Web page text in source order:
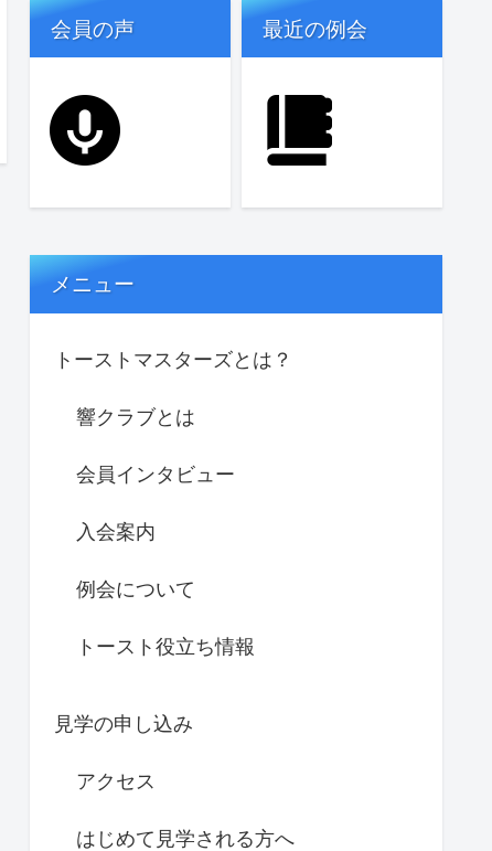
会員の声 最近の例会
メニュー
トーストマスターズとは？
響クラブとは
会員インタビュー
入会案内
例会について
トースト役立ち情報
見学の申し込み
アクセス
はじめて見学される方へ